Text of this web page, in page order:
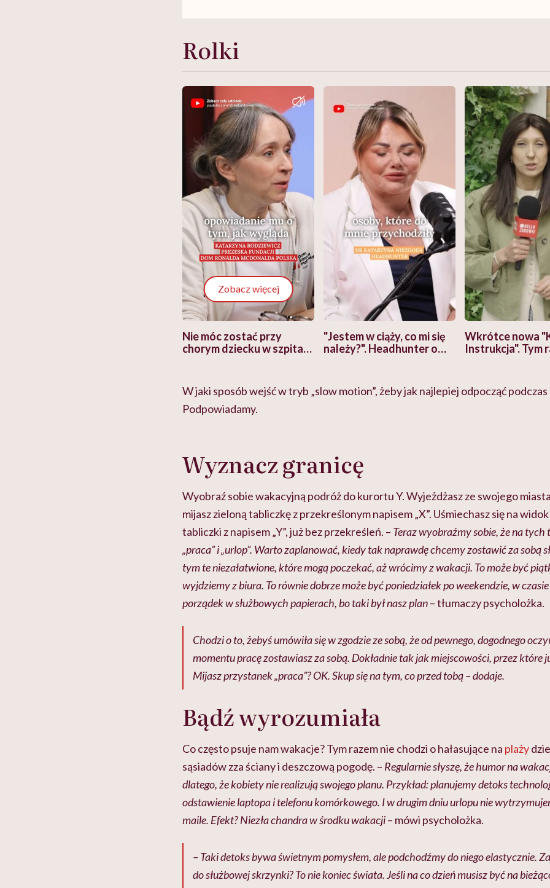
Rolki
Zobacz więcej
Nie móc zostać przy
chorym dziecku w szpitalu
głupota i brak wyobraźni"
"Jestem w ciąży, co mi się
należy?". Headhunter o
Wkrótce nowa
Instrukcja". Tym
ekspercki
W jaki sposób wejść w tryb „slow motion”, żeby jak najlepiej odpocząć
Podpowiadamy.
Wyznacz granicę
Wyobraź sobie wakacyjną podróż do kurortu Y. Wyjeżdżasz ze swojego
mijasz zieloną tabliczkę z przekreślonym napisem „X”. Uśmiechasz się na
tabliczki z napisem „Y”, już bez przekreśleń. – Teraz wyobraźmy sobie, że na
„praca” i „urlop”. Warto zaplanować, kiedy tak naprawdę chcemy zostawić za sobą
tym te niezałatwione, które mogą poczekać, aż wrócimy z wakacji. To może być
wyjdziemy z biura. To równie dobrze może być poniedziałek po weekendzie, w
porządek w służbowych papierach, bo taki był nasz plan– tłumaczy psycholożka.
Chodzi o to, żebyś umówiła się w zgodzie ze sobą, że od pewnego, dogodnego
momentu pracę zostawiasz za sobą. Dokładnie tak jak miejscowości, przez które
Mijasz przystanek „praca”? OK. Skup się na tym, co przed tobą – dodaje.
Bądź wyrozumiała
Co często psuje nam wakacje? Tym razem nie chodzi o hałasujące na plaży
sąsiadów zza ściany i deszczową pogodę. – Regularnie słyszę, że humor na
dlatego, że kobiety nie realizują swojego planu. Przykład: planujemy detoks
odstawienie laptopa i telefonu komórkowego. I w drugim dniu urlopu nie
maile. Efekt? Niezła chandra w środku wakacji– mówi psycholożka.
– Taki detoks bywa świetnym pomysłem, ale podchodźmy do niego elastycznie.
do służbowej skrzynki? To nie koniec świata. Jeśli na co dzień musisz być na